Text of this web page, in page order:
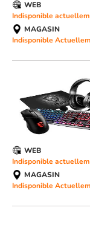
WEB
Indisponible
MAGASIN
Indisponible
WEB
Indisponible
MAGASIN
Indisponible